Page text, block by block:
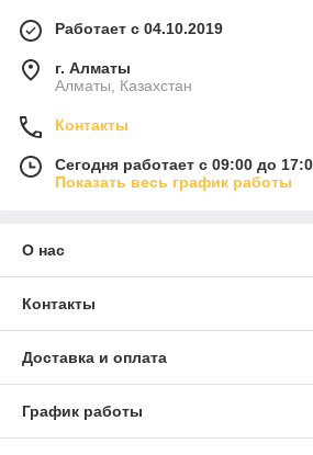
Работает с 04.10.2019
г. Алматы
Алматы, Казахстан
Контакты
Сегодня работает с 09:00 до
Показать весь график работы
О нас
Контакты
Доставка и оплата
График работы